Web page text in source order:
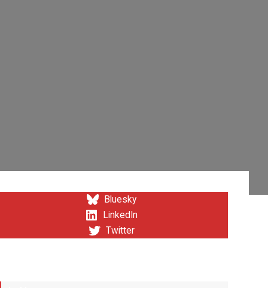
Bluesky
LinkedIn
Twitter